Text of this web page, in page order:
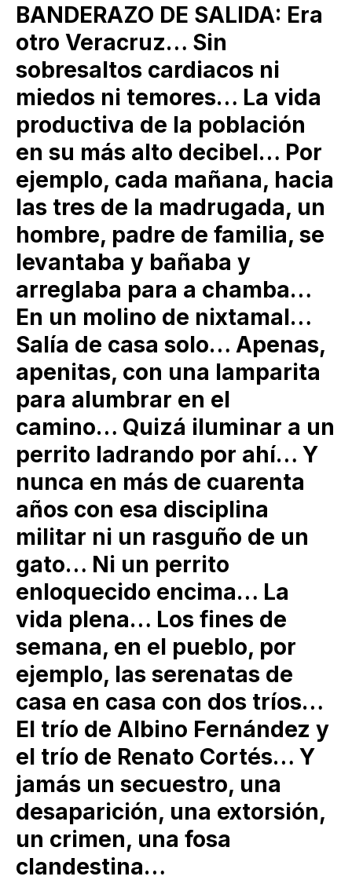
BANDERAZO DE SALIDA: Era
otro Veracruz… Sin
sobresaltos cardiacos ni
miedos ni temores… La vida
productiva de la población
en su más alto decibel… Por
ejemplo, cada mañana, hacia
las tres de la madrugada, un
hombre, padre de familia, se
levantaba y bañaba y
arreglaba para a chamba…
En un molino de nixtamal…
Salía de casa solo… Apenas,
apenitas, con una lamparita
para alumbrar en el
camino… Quizá iluminar a un
perrito ladrando por ahí… Y
nunca en más de cuarenta
años con esa disciplina
militar ni un rasguño de un
gato… Ni un perrito
enloquecido encima… La
vida plena… Los fines de
semana, en el pueblo, por
ejemplo, las serenatas de
casa en casa con dos tríos…
El trío de Albino Fernández y
el trío de Renato Cortés… Y
jamás un secuestro, una
desaparición, una extorsión,
un crimen, una fosa
clandestina…